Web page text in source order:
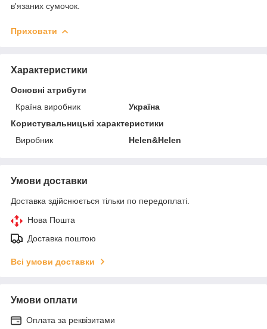
в'язаних сумочок.
Приховати
Характеристики
Основні атрибути
Країна виробник
Україна
Користувальницькі характеристики
Виробник
Helen&Helen
Умови доставки
Доставка здійснюється тільки по передоплаті.
Нова Пошта
Доставка поштою
Всі умови доставки
Умови оплати
Оплата за реквізитами